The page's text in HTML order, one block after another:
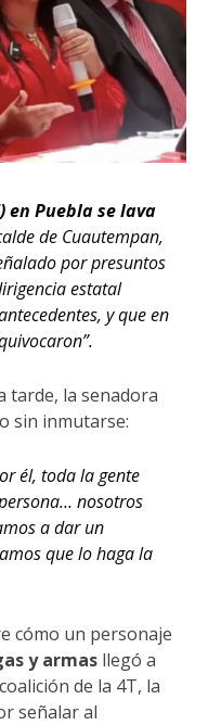
en Puebla se lava
de Cuautempan,
por presuntos
estatal
y que en
tarde, la senadora
sin inmutarse:
él, toda la gente
nosotros
a dar un
que lo haga la
cómo un personaje
y armas llegó a
de la 4T, la
señalar al